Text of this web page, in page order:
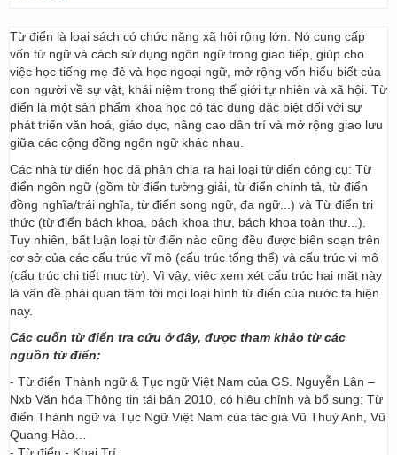
Từ điển là loại sách có chức năng xã hội rộng lớn. Nó cung cấp
vốn từ ngữ và cách sử dụng ngôn ngữ trong giao tiếp, giúp cho
việc học tiếng mẹ đẻ và học ngoại ngữ, mở rộng vốn hiểu biết của
con người về sự vật, khái niệm trong thế giới tự nhiên và xã hội. Từ
điển là một sản phẩm khoa học có tác dụng đặc biệt đối với sự
phát triển văn hoá, giáo dục, nâng cao dân trí và mở rộng giao lưu
giữa các cộng đồng ngôn ngữ khác nhau.
Các nhà từ điển học đã phân chia ra hai loại từ điển công cụ: Từ
điển ngôn ngữ (gồm từ điển tường giải, từ điển chính tả, từ điển
đồng nghĩa/trái nghĩa, từ điển song ngữ, đa ngữ...) và Từ điển tri
thức (từ điển bách khoa, bách khoa thư, bách khoa toàn thư...).
Tuy nhiên, bất luận loại từ điển nào cũng đều được biên soạn trên
cơ sở của các cấu trúc vĩ mô (cấu trúc tổng thể) và cấu trúc vi mô
(cấu trúc chi tiết mục từ). Vì vậy, việc xem xét cấu trúc hai mặt này
là vấn đề phải quan tâm tới mọi loại hình từ điển của nước ta hiện
nay.
Các cuốn từ điển tra cứu ở đây, được tham khảo từ các
nguồn từ điển:
- Từ điển Thành ngữ & Tục ngữ Việt Nam của GS. Nguyễn Lân –
Nxb Văn hóa Thông tin tái bản 2010, có hiệu chỉnh và bổ sung; Từ
điển Thành ngữ và Tục Ngữ Việt Nam của tác giả Vũ Thuý Anh, Vũ
Quang Hào…